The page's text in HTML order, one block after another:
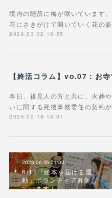
境内の随所に梅が咲いています
花にさきがけて開いていく花の
2026.03.02 13:55
本日、後見人の方と共に、火葬
いに関する死後事務委任の契約
2026.02.18 13:31
2023.06.06 01:00
6/11『絵本を届ける運
動』ボランティア募集し
ています！